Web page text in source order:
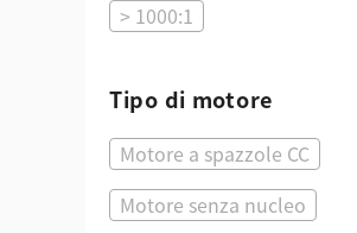
> 1000:1
Tipo di motore
Motore a spazzole CC
Motore senza nucleo